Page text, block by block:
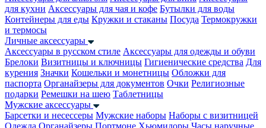
для кухни Аксессуары для чая и кофе Бутылки для воды
Контейнеры для еды Кружки и стаканы Посуда Термокружки
и термосы
Личные аксессуары
Аксессуары в русском стиле Аксессуары для одежды и обуви
Брелоки Визитницы и ключницы Гигиенические средства Для
курения Значки Кошельки и монетницы Обложки для
паспорта Органайзеры для документов Очки Религиозные
подарки Ремешки на шею Таблетницы
Мужские аксессуары
Барсетки и несессеры Мужские наборы Наборы с визитницей
Одежда Органайзеры Портмоне Хьюмидоры Часы наручные